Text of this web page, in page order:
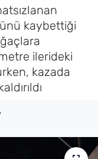
kaybettiği
ilerideki
kazada